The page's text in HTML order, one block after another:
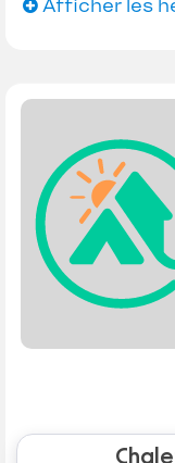
Afficher les